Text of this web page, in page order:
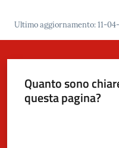
Vivere
Casalfiumanese
Ultimo aggiornamento:11-
Quanto sono
questa pagina?